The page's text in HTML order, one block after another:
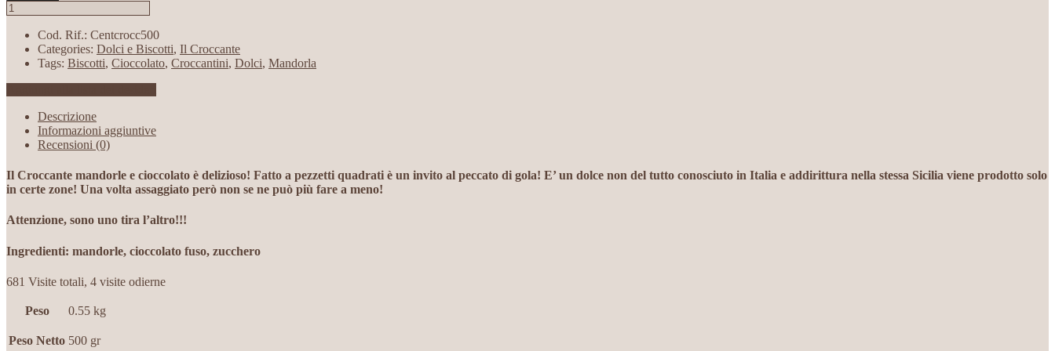
Cod. Rif.: Centcrocc500
Categories: Dolci e Biscotti, Il Croccante
Tags: Biscotti, Cioccolato, Croccantini, Dolci, Mandorla
Descrizione
Informazioni aggiuntive
Recensioni (0)
Il Croccante mandorle e cioccolato è delizioso! Fatto a pezzetti quadrati è un invito al peccato di gola! E’ un dolce non del tutto conosciuto in Italia e addirittura nella stessa Sicilia viene prodotto solo
in certe zone! Una volta assaggiato però non se ne può più fare a meno!
Attenzione, sono uno tira l’altro!!!
Ingredienti: mandorle, cioccolato fuso, zucchero
681 Visite totali, 4 visite odierne
Peso 0.55 kg
Peso Netto 500 gr